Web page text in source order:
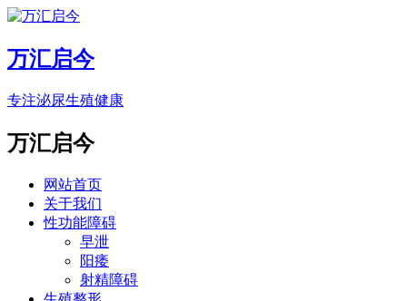
万汇启今
专注泌尿生殖健康
万汇启今
网站首页
关于我们
性功能障碍
早泄
阳痿
射精障碍